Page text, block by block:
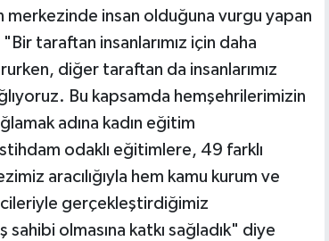
merkezinde insan olduğuna vurgu yapan
"Bir taraftan insanlarımız için daha
diğer taraftan da insanlarımız
Bu kapsamda hemşehrilerimizin
adına kadın eğitim
odaklı eğitimlere, 49 farklı
aracılığıyla hem kamu kurum ve
gerçekleştirdiğimiz
olmasına katkı sağladık" diye